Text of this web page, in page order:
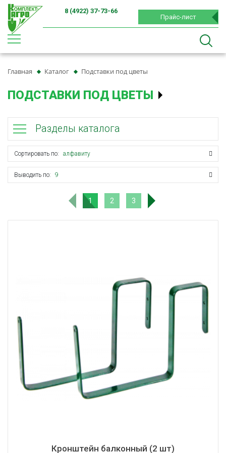
Прайс-лист
8 (4922) 37-73-66
Главная Каталог Подставки под цветы
ПОДСТАВКИ ПОД ЦВЕТЫ
Разделы каталога
Сортировать по: алфавиту
Выводить по: 9
1 2 3
Кронштейн балконный (2 шт)